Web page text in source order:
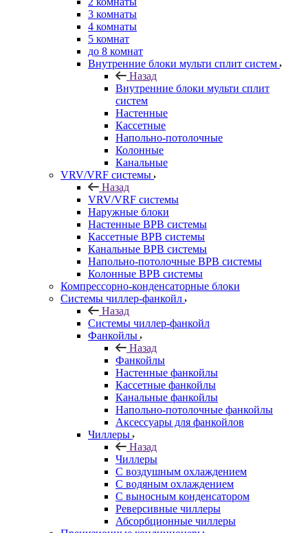
3 комнаты
4 комнаты
5 комнат
до 8 комнат
Внутренние блоки мульти сплит систем
Назад
Внутренние блоки мульти сплит
систем
Настенные
Кассетные
Напольно-потолочные
Колонные
Канальные
VRV/VRF системы
Назад
VRV/VRF системы
Наружные блоки
Настенные ВРВ системы
Кассетные ВРВ системы
Канальные ВРВ системы
Напольно-потолочные ВРВ системы
Колонные ВРВ системы
Компрессорно-конденсаторные блоки
Системы чиллер-фанкойл
Назад
Системы чиллер-фанкойл
Фанкойлы
Назад
Фанкойлы
Настенные фанкойлы
Кассетные фанкойлы
Канальные фанкойлы
Напольно-потолочные фанкойлы
Аксессуары для фанкойлов
Чиллеры
Назад
Чиллеры
С воздушным охлаждением
С водяным охлаждением
С выносным конденсатором
Реверсивные чиллеры
Абсорбционные чиллеры